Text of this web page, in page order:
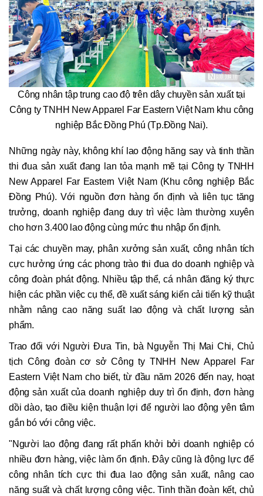
Công nhân tập trung cao độ trên dây chuyền sản xuất tại
Công ty TNHH New Apparel Far Eastern Việt Nam khu công
nghiệp Bắc Đồng Phú (Tp.Đồng Nai).
Những ngày này, không khí lao động hăng say và tinh thần
thi đua sản xuất đang lan tỏa mạnh mẽ tại Công ty TNHH
New Apparel Far Eastern Việt Nam (Khu công nghiệp Bắc
Đồng Phú). Với nguồn đơn hàng ổn định và liên tục tăng
trưởng, doanh nghiệp đang duy trì việc làm thường xuyên
cho hơn 3.400 lao động cùng mức thu nhập ổn định.
Tại các chuyền may, phân xưởng sản xuất, công nhân tích
cực hưởng ứng các phong trào thi đua do doanh nghiệp và
công đoàn phát động. Nhiều tập thể, cá nhân đăng ký thực
hiện các phần việc cụ thể, đề xuất sáng kiến cải tiến kỹ thuật
nhằm nâng cao năng suất lao động và chất lượng sản
phẩm.
Trao đổi với Người Đưa Tin, bà Nguyễn Thị Mai Chi, Chủ
tịch Công đoàn cơ sở Công ty TNHH New Apparel Far
Eastern Việt Nam cho biết, từ đầu năm 2026 đến nay, hoạt
động sản xuất của doanh nghiệp duy trì ổn định, đơn hàng
dồi dào, tạo điều kiện thuận lợi để người lao động yên tâm
gắn bó với công việc.
"Người lao động đang rất phấn khởi bởi doanh nghiệp có
nhiều đơn hàng, việc làm ổn định. Đây cũng là động lực để
công nhân tích cực thi đua lao động sản xuất, nâng cao
năng suất và chất lượng công việc. Tinh thần đoàn kết, chủ